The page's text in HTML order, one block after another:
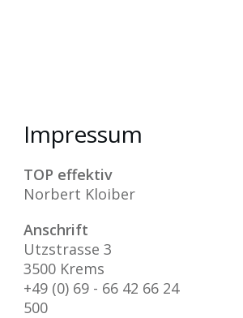
Impressum
TOP effektiv
Norbert Kloiber
Anschrift
Utzstrasse 3
3500 Krems
+49 (0) 69 - 66 42 66 24
500